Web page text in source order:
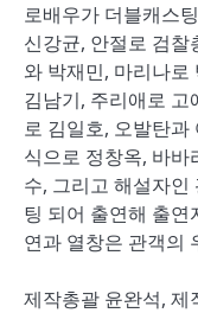
로배우가 더블캐스
신강균, 안절로 검
와 박재민, 마리나
김남기, 주리애로 고
로 김일호, 오발탄
식으로 정창옥, 바
수, 그리고 해설자
팅 되어 출연해 출연
연과 열창은 관객의
제작총괄 윤완석, 제